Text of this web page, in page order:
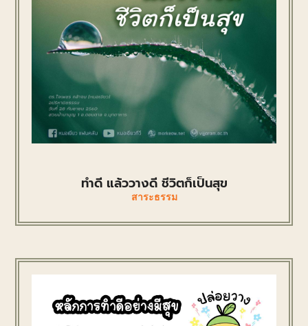
ทำดี แล้ววางดี ชีวิตก็เป็นสุข
สาระธรรม